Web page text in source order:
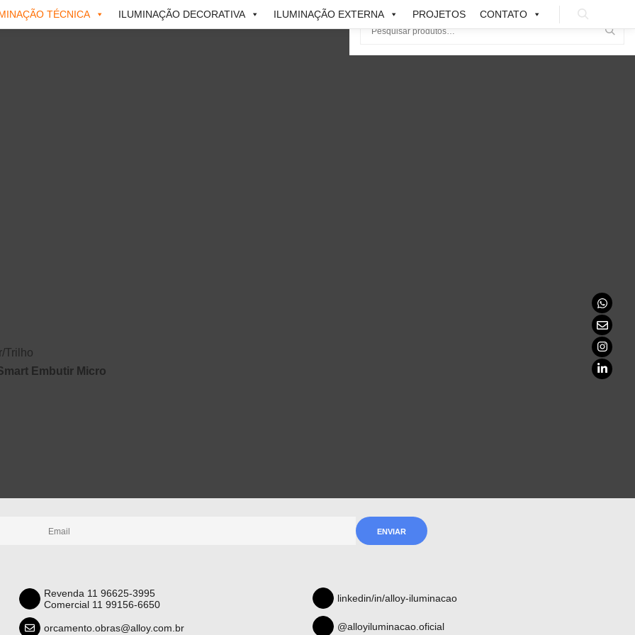
TÉCNICA ILUMINAÇÃO DECORATIVA ILUMINAÇÃO EXTERNA PROJETOS CONTATO
/Trilho
Embutir Micro
Revenda 11 96625-3995
Comercial 11 99156-6650
orcamento.obras@alloy.com.br
linkedin/in/alloy-iluminacao
@alloyiluminacao.oficial